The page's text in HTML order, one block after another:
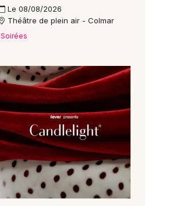
Le 08/08/2026
Théâtre de plein air - Colmar
Soirées